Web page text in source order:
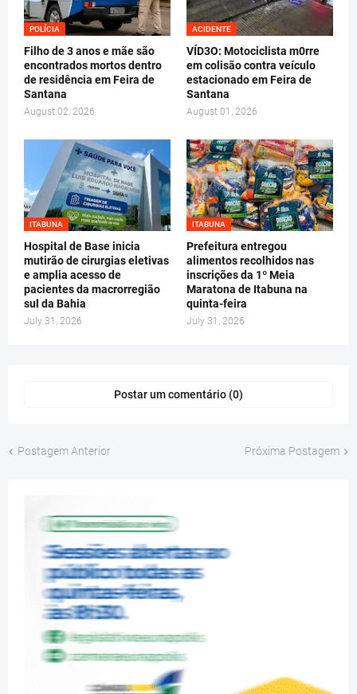
POLÍCIA
Filho de 3 anos e mãe são
encontrados mortos dentro
de residência em Feira de
Santana
August 02, 2026
ACIDENTE
VÍD3O: Motociclista m0rre
em colisão contra veículo
estacionado em Feira de
Santana
August 01, 2026
ITABUNA
Hospital de Base inicia
mutirão de cirurgias eletivas
e amplia acesso de
pacientes da macrorregião
sul da Bahia
July 31, 2026
ITABUNA
Prefeitura entregou
alimentos recolhidos nas
inscrições da 1º Meia
Maratona de Itabuna na
quinta-feira
July 31, 2026
Postar um comentário (0)
Postagem Anterior Próxima Postagem